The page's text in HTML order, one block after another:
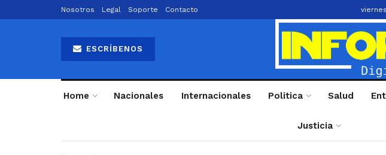
Nosotros Legal Soporte Contacto
ESCRÍBENOS
Home Nacionales Internacionales Politica Salud
Justicia